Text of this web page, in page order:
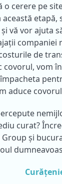
o cerere pe
această
vă vor ajuta
de
covorul, vom
aduce
curat?
Group și